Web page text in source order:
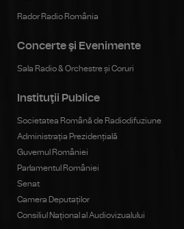
Rador Radio România
Concerte şi Evenimente
Sala Radio & Orchestre și Coruri
Instituţii Publice
Societatea Română de Radiodifuziune
Administrația Prezidențială
Guvernul României
Parlamentul României
Senat
Camera Deputaților
Consiliul Național al Audiovizualului